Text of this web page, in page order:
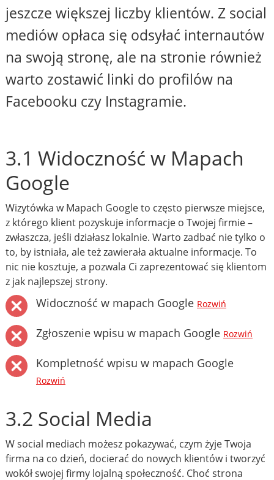
jeszcze większej liczby klientów. Z social
mediów opłaca się odsyłać internautów
na swoją stronę, ale na stronie również
warto zostawić linki do profilów na
Facebooku czy Instagramie.
3.1 Widoczność w Mapach
Google
Wizytówka w Mapach Google to często pierwsze miejsce,
z którego klient pozyskuje informacje o Twojej firmie –
zwłaszcza, jeśli działasz lokalnie. Warto zadbać nie tylko o
to, by istniała, ale też zawierała aktualne informacje. To
nic nie kosztuje, a pozwala Ci zaprezentować się klientom
z jak najlepszej strony.
Widoczność w mapach Google Rozwiń
Zgłoszenie wpisu w mapach Google Rozwiń
Kompletność wpisu w mapach Google
Rozwiń
3.2 Social Media
W social mediach możesz pokazywać, czym żyje Twoja
firma na co dzień, docierać do nowych klientów i tworzyć
wokół swojej firmy lojalną społeczność. Choć strona